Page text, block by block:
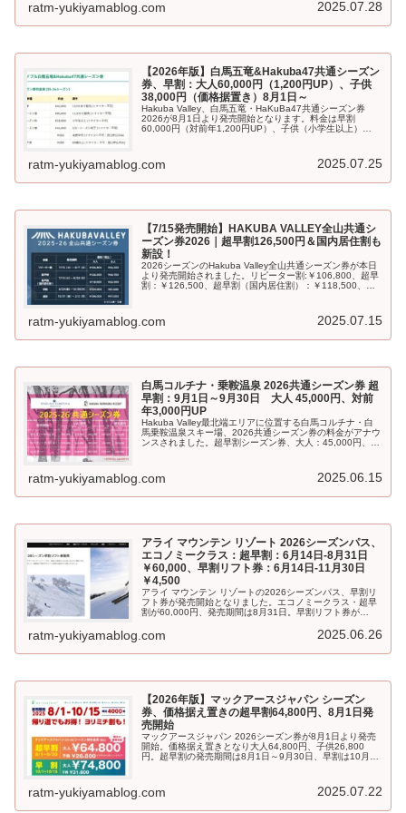
ratm-yukiyamablog.com 2025.07.28
【2026年版】白馬五竜&Hakuba47共通シーズン
券、早割：大人60,000円（1,200円UP）、子供
38,000円（価格据置き）8月1日～
Hakuba Valley、白馬五竜・HaKuBa47共通シーズン券
2026が8月1日より発売開始となります。料金は早割
60,000円（対前年1,200円UP）、子供（小学生以上）
ratm-yukiyamablog.com 2025.07.25
【7/15発売開始】HAKUBA VALLEY全山共通シ
ーズン券2026｜超早割126,500円＆国内居住割も
新設！
2026シーズンのHakuba Valley全山共通シーズン券が本日
より発売開始されました。リピーター割:￥106,800、超早
割：￥126,500、超早割（国内居住割）：￥118,500、早
ratm-yukiyamablog.com 2025.07.15
白馬コルチナ・乗鞍温泉 2026共通シーズン券 超
早割：9月1日～9月30日 大人 45,000円、対前
年3,000円UP
Hakuba Valley最北端エリアに位置する白馬コルチナ・白
馬乗鞍温泉スキー場、2026共通シーズン券の料金がアナウ
ンスされました。超早割シーズン券、大人：45,000円、小
ratm-yukiyamablog.com 2025.06.15
アライ マウンテン リゾート 2026シーズンパス、
エコノミークラス：超早割：6月14日-8月31日
￥60,000、早割リフト券：6月14日-11月30日
￥4,500
アライ マウンテン リゾートの2026シーズンパス、早割リ
フト券が発売開始となりました。エコノミークラス・超早
割が60,000円、発売期間は8月31日。早割リフト券が
ratm-yukiyamablog.com 2025.06.26
【2026年版】マックアースジャパン シーズン
券、価格据え置きの超早割64,800円、8月1日発
売開始
マックアースジャパン 2026シーズン券が8月1日より発売
開始。価格据え置きとなり大人64,800円、子供26,800
円。超早割の発売期間は8月1日～9月30日、早割は10月1
ratm-yukiyamablog.com 2025.07.22